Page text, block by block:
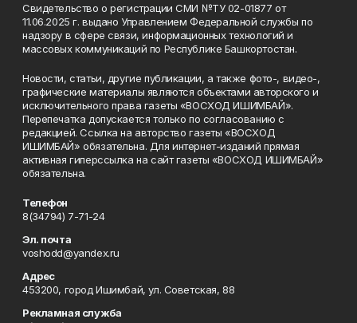
Свидетельство о регистрации СМИ №ТУ 02-01877 от
11.06.2025 г. выдано Управлением Федеральной службы по
надзору в сфере связи, информационных технологий и
массовых коммуникаций по Республике Башкортостан.
Новости, статьи, другие публикации, а также фото-, видео-,
графические материалы являются объектами авторского и
исключительного права газеты «ВОСХОД ИШИМБАЙ».
Перепечатка допускается только по согласованию с
редакцией. Ссылка на авторство газеты «ВОСХОД
ИШИМБАЙ» обязательна. Для интернет-изданий прямая
активная гиперссылка на сайт газеты «ВОСХОД ИШИМБАЙ»
обязательна.
Телефон
8(34794) 7-71-24
Эл. почта
voshodd@yandex.ru
Адрес
453200, город Ишимбай, ул. Советская, 88
Рекламная служба